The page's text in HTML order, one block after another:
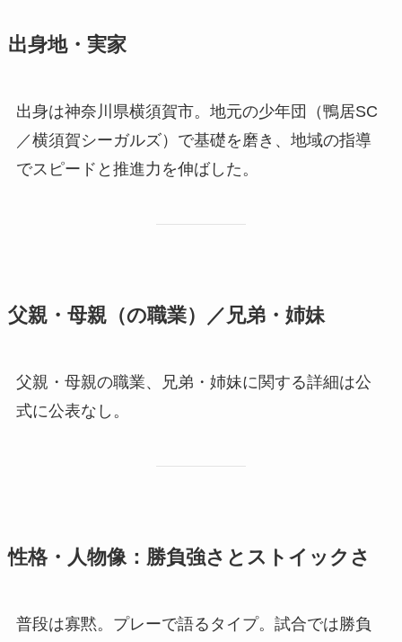
出身地・実家
出身は神奈川県横須賀市。地元の少年団（鴨居SC
／横須賀シーガルズ）で基礎を磨き、地域の指導
でスピードと推進力を伸ばした。
父親・母親（の職業）／兄弟・姉妹
父親・母親の職業、兄弟・姉妹に関する詳細は公
式に公表なし。
性格・人物像：勝負強さとストイックさ
普段は寡黙。プレーで語るタイプ。試合では勝負